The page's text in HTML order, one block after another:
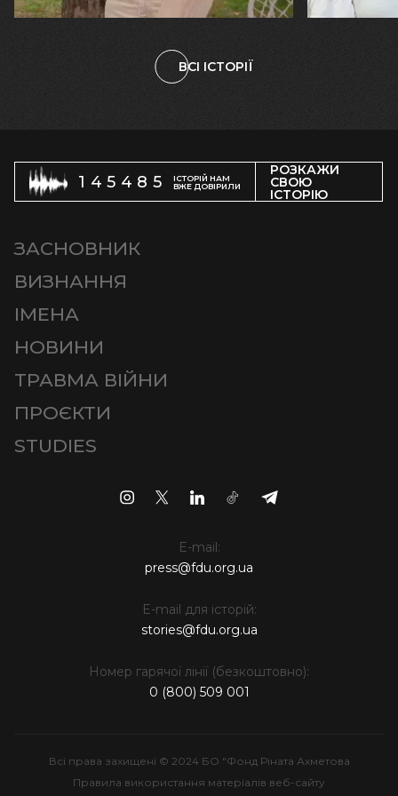
ВСІ ІСТОРІЇ
145485
ІСТОРІЙ НАМ
ВЖЕ ДОВІРИЛИ
РОЗКАЖИ
СВОЮ
ІСТОРІЮ
ЗАСНОВНИК
ВИЗНАННЯ
ІМЕНА
НОВИНИ
ТРАВМА ВІЙНИ
ПРОЄКТИ
STUDIES
E-mail:
press@fdu.org.ua
E-mail для історій:
stories@fdu.org.ua
Номер гарячої лінії (безкоштовно):
0 (800) 509 001
Всі права захищені © 2024 БО "Фонд Ріната Ахметова
Правила використання матеріалів веб-сайту